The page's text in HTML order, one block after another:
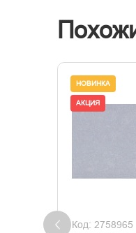
НОВИНКА
АКЦИЯ
Код: 2758965